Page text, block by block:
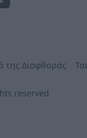
της Διαφθοράς
reserved